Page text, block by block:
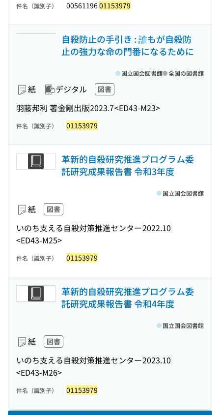
件名（識別子） 0056119601153979
自殺防止の手引き : 誰もが自殺防
止の強力な命の門番になるために
紙 デジタル 図書
羽藤邦利 著金剛出版2023.7<ED43-M23>
国立国会図書館 全国の図書館
件名（識別子） 01153979
革新的自殺研究推進プログラム委
託研究成果報告書 令和3年度
紙 図書
いのち支える自殺対策推進センター2022.10
<ED43-M25>
国立国会図書館
件名（識別子） 01153979
革新的自殺研究推進プログラム委
託研究成果報告書 令和4年度
紙 図書
いのち支える自殺対策推進センター2023.10
<ED43-M26>
国立国会図書館
件名（識別子） 01153979